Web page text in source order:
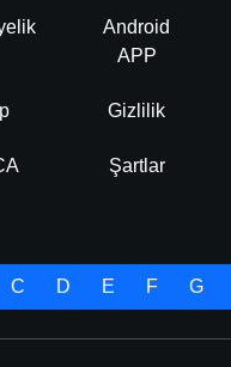
Android
APP
Gizlilik
Şartlar
C D E F G